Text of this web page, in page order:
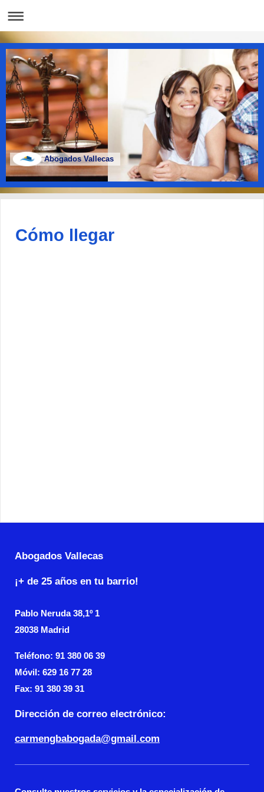
Abogados Vallecas
Cómo llegar
Abogados Vallecas
¡+ de 25 años en tu barrio!
Pablo Neruda38,1º 1
28038 Madrid
Teléfono: 91 380 06 39
Móvil: 629 16 77 28
Fax: 91 380 39 31
Dirección de correo electrónico:
carmengbabogada@gmail.com